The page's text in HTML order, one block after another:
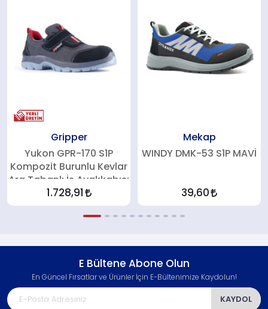
Gripper
Yukon GPR-170 S1P
Kompozit Burunlu Kevlar
Ara Tabanlı İş Ayakkabısı
1.728,91
Mekap
WINDY DMK-53 S1P MAVİ
39,60
E Bültene Abone Olun
En Güncel Fırsatlar ve Ürünler İçin E-Bültenimize Kaydolun!
KAYDOL